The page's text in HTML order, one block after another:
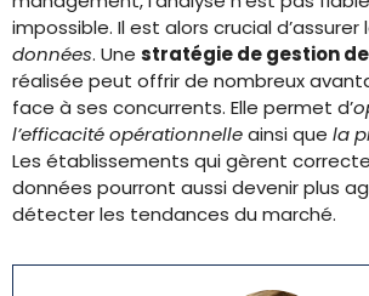
impossible. Il est alors crucial d’assurer
données. Une stratégie de gestion
réalisée peut offrir de nombreux
face à ses concurrents. Elle permet d’
l’efficacité opérationnelleainsi que la
Les établissements qui gèrent
données pourront aussi devenir plus
détecter les tendances du marché.